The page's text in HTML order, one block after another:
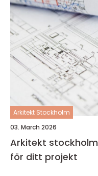
Arkitekt Stockholm
03. March 2026
Arkitekt stockholm så hittar du rätt arkitekt
för ditt projekt